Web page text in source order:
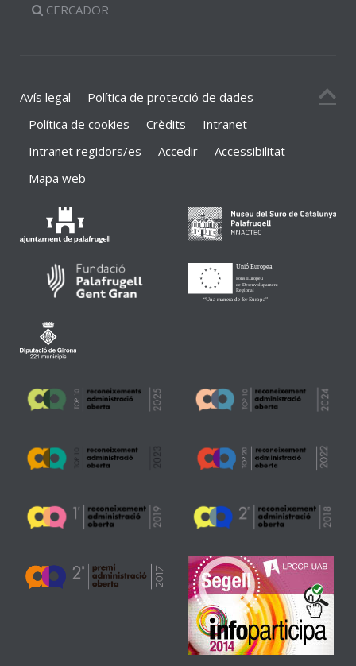
CERCADOR
Avís legal
Política de protecció de dades
Política de cookies
Crèdits
Intranet
Intranet regidors/es
Accedir
Accessibilitat
Mapa web